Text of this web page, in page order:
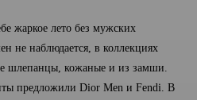
жаркое лето без мужских
не наблюдается, в коллекциях
шлепанцы, кожаные и из замши.
предложили Dior Men и Fendi. В